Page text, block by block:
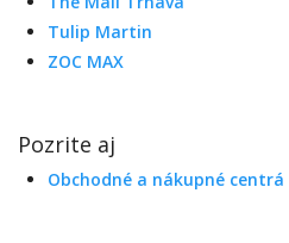
Tulip Martin
ZOC MAX
Pozrite aj
Obchodné a nákupné centrá